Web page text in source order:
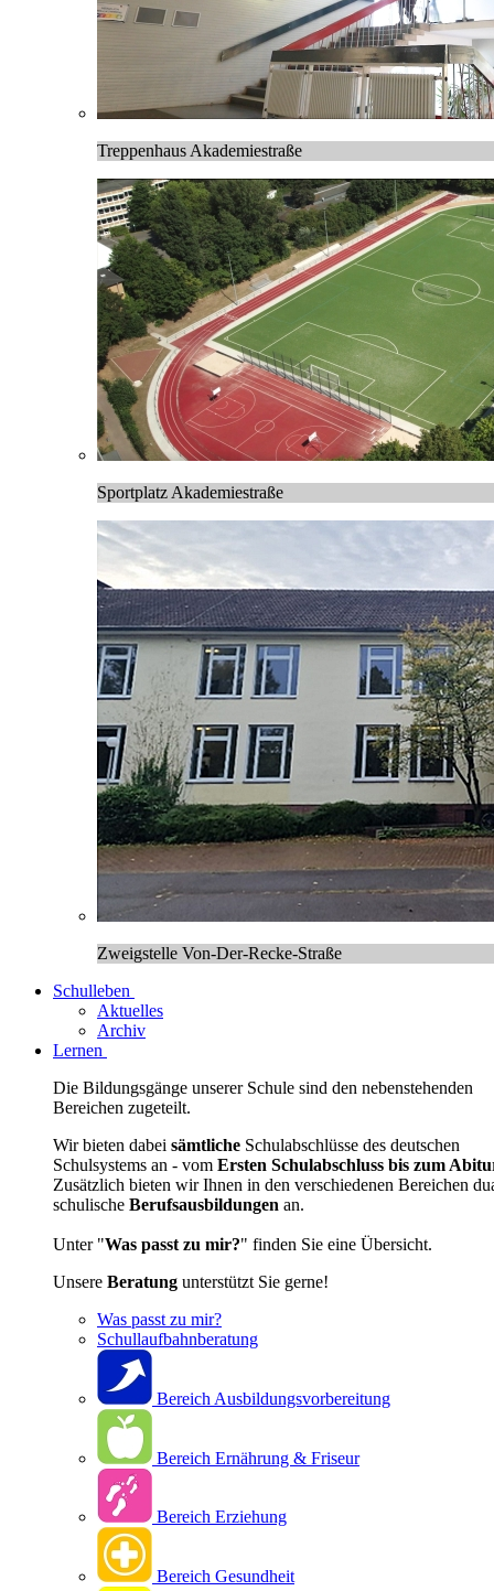
Treppenhaus Akademiestraße
Sportplatz Akademiestraße
Zweigstelle Von-Der-Recke-Straße
Schulleben
Aktuelles
Archiv
Lernen
Die Bildungsgänge unserer Schule sind den nebenstehenden
Bereichen zugeteilt.
Wir bieten dabei sämtliche Schulabschlüsse des deutschen
Schulsystems an - vom Ersten Schulabschluss bis zum
Zusätzlich bieten wir Ihnen in den verschiedenen Bereichen
schulische Berufsausbildungen an.
Unter "Was passt zu mir?" finden Sie eine Übersicht.
Unsere Beratung unterstützt Sie gerne!
Was passt zu mir?
Schullaufbahnberatung
Bereich Ausbildungsvorbereitung
Bereich Ernährung & Friseur
Bereich Erziehung
Bereich Gesundheit